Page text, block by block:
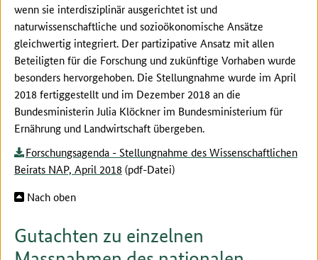
wenn sie interdisziplinär ausgerichtet ist und
naturwissenschaftliche und sozioökonomische Ansätze
gleichwertig integriert. Der partizipative Ansatz mit allen
Beteiligten für die Forschung und zukünftige Vorhaben wurde
besonders hervorgehoben. Die Stellungnahme wurde im April
2018 fertiggestellt und im Dezember 2018 an die
Bundesministerin Julia Klöckner im Bundesministerium für
Ernährung und Landwirtschaft übergeben.
Forschungsagenda - Stellungnahme des Wissenschaftlichen
Beirats NAP, April 2018 (pdf-Datei)
Nach oben
Gutachten zu einzelnen